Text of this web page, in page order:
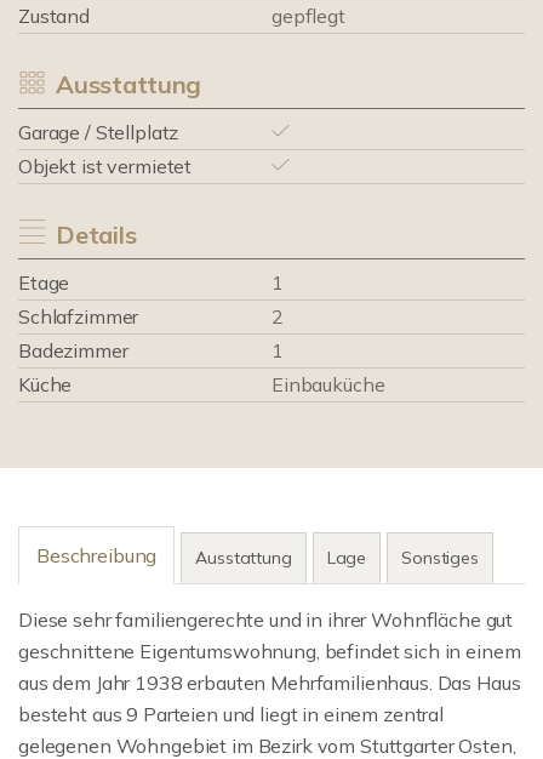
Zustand
gepflegt
Ausstattung
Garage / Stellplatz
Objekt ist vermietet
Details
Etage
1
Schlafzimmer
2
Badezimmer
1
Küche
Einbauküche
Beschreibung Ausstattung Lage Sonstiges
Diese sehr familiengerechte und in ihrer Wohnfläche gut
geschnittene Eigentumswohnung, befindet sich in einem
aus dem Jahr 1938 erbauten Mehrfamilienhaus. Das Haus
besteht aus 9 Parteien und liegt in einem zentral
gelegenen Wohngebiet im Bezirk vom Stuttgarter Osten,